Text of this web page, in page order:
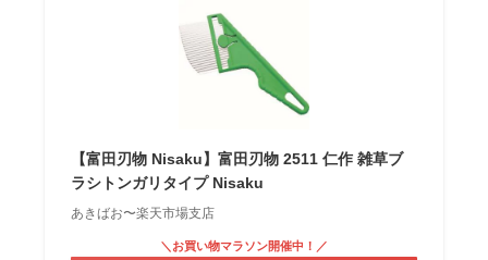
【富田刃物 Nisaku】富田刃物 2511 仁作 雑草ブ
ラシトンガリタイプ Nisaku
あきばお〜楽天市場支店
＼お買い物マラソン開催中！／